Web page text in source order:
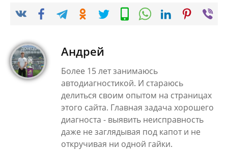
Андрей
Более 15 лет занимаюсь
автодиагностикой. И стараюсь
делиться своим опытом на страницах
этого сайта. Главная задача хорошего
диагноста - выявить неисправность
даже не заглядывая под капот и не
откручивая ни одной гайки.